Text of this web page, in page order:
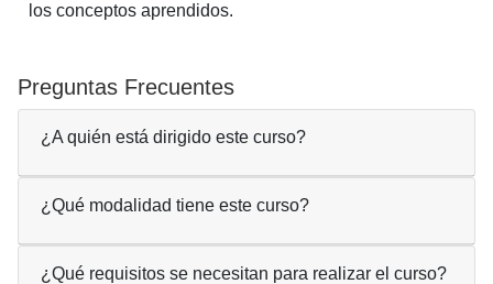
los conceptos aprendidos.
Preguntas Frecuentes
¿A quién está dirigido este curso?
¿Qué modalidad tiene este curso?
¿Qué requisitos se necesitan para realizar el curso?